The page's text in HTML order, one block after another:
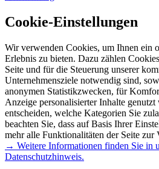
Cookie-Einstellungen
Wir verwenden Cookies, um Ihnen ein
Erlebnis zu bieten. Dazu zählen
Seite und für die Steuerung unserer
Unternehmensziele notwendig sind,
anonymen Statistikzwecken, für
Anzeige personalisierter Inhalte
entscheiden, welche Kategorien Sie
beachten Sie, dass auf Basis Ihrer
mehr alle Funktionalitäten der Seite zur
→ Weitere Informationen finden Sie in
Datenschutzhinweis.